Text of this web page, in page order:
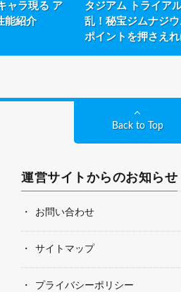
ャラ現る ア
能紹介
タジアム トライア
乱！秘宝ジムナジ
ポイントを押さえれ
Back to Top
運営サイトからのお知らせ
お問い合わせ
サイトマップ
プライバシーポリシー